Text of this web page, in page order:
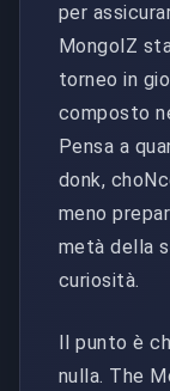
per
MongolZ
torneo in
composto
Pensa a
donk,
meno
metà della
curiosità.
Il punto è
nulla. The